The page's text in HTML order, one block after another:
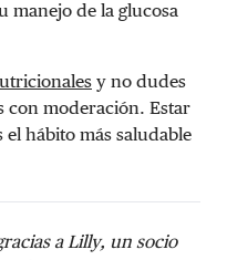
manejo de la glucosa
y no dudes
con moderación. Estar
el hábito más saludable
a Lilly, un socio